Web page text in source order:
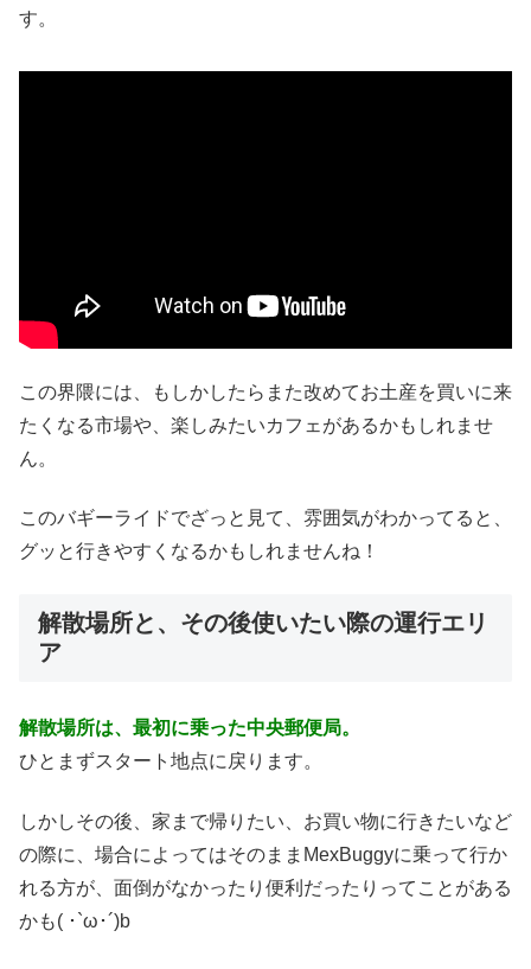
す。
この界隈には、もしかしたらまた改めてお土産を買いに来
たくなる市場や、楽しみたいカフェがあるかもしれませ
ん。
このバギーライドでざっと見て、雰囲気がわかってると、
グッと行きやすくなるかもしれませんね！
解散場所と、その後使いたい際の運行エリ
ア
解散場所は、最初に乗った中央郵便局。
ひとまずスタート地点に戻ります。
しかしその後、家まで帰りたい、お買い物に行きたいなど
の際に、場合によってはそのままMexBuggyに乗って行か
れる方が、面倒がなかったり便利だったりってことがある
かも( ･`ω･´)b